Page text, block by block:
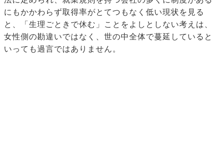
にもかかわらず取得率がとてつもなく低い現状を見る
と、「生理ごときで休む」ことをよしとしない考えは、
女性側の勘違いではなく、世の中全体で蔓延していると
いっても過言ではありません。